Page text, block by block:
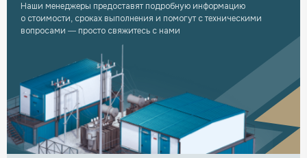
Наши менеджеры предоставят подробную информацию
о стоимости, сроках выполнения и помогут с техническими
вопросами — просто свяжитесь с нами